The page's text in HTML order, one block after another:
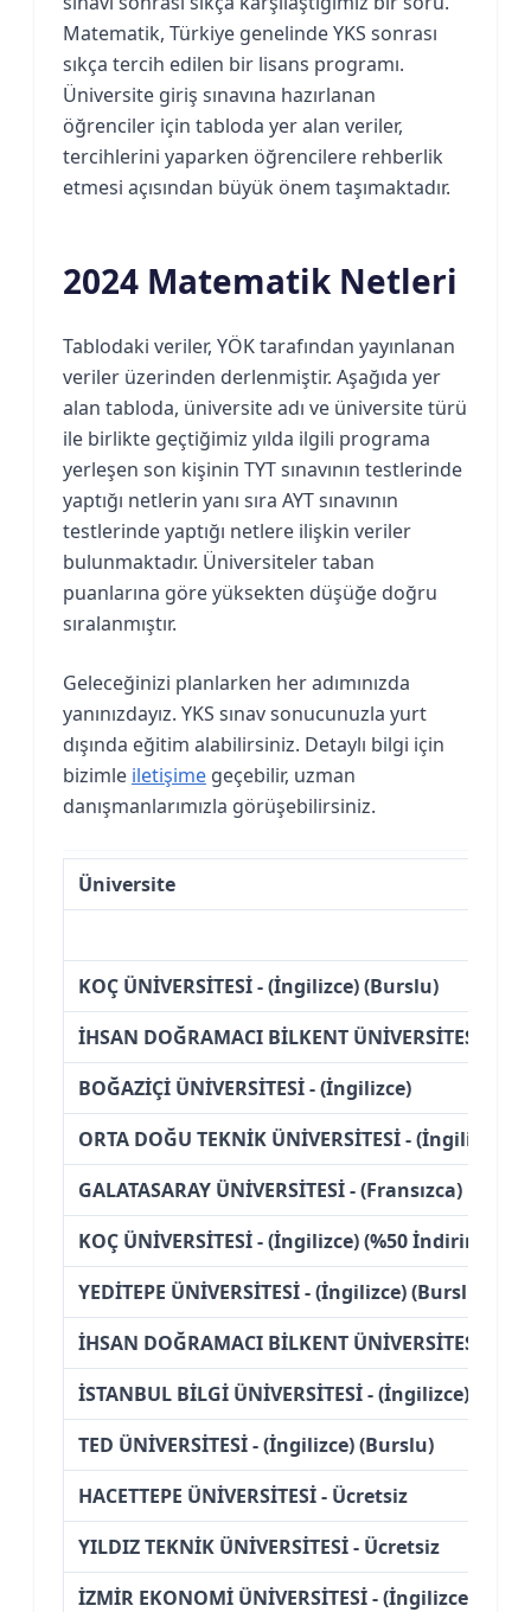
Matematik, Türkiye genelinde YKS sonrası
sıkça tercih edilen bir lisans programı.
Üniversite giriş sınavına hazırlanan
öğrenciler için tabloda yer alan veriler,
tercihlerini yaparken öğrencilere rehberlik
etmesi açısından büyük önem taşımaktadır.
2024 Matematik Netleri
Tablodaki veriler, YÖK tarafından yayınlanan
veriler üzerinden derlenmiştir. Aşağıda yer
alan tabloda, üniversite adı ve üniversite türü
ile birlikte geçtiğimiz yılda ilgili programa
yerleşen son kişinin TYT sınavının testlerinde
yaptığı netlerin yanı sıra AYT sınavının
testlerinde yaptığı netlere ilişkin veriler
bulunmaktadır. Üniversiteler taban
puanlarına göre yüksekten düşüğe doğru
sıralanmıştır.
Geleceğinizi planlarken her adımınızda
yanınızdayız. YKS sınav sonucunuzla yurt
dışında eğitim alabilirsiniz. Detaylı bilgi için
bizimle iletişime geçebilir, uzman
danışmanlarımızla görüşebilirsiniz.
Üniversite
KOÇ ÜNİVERSİTESİ - (İngilizce) (Burslu)
İHSAN DOĞRAMACI BİLKENT ÜNİVERSİTESİ -
BOĞAZİÇİ ÜNİVERSİTESİ - (İngilizce)
ORTA DOĞU TEKNİK ÜNİVERSİTESİ - (İngilizce)
GALATASARAY ÜNİVERSİTESİ - (Fransızca)
KOÇ ÜNİVERSİTESİ - (İngilizce) (%50 İndirimli)
YEDİTEPE ÜNİVERSİTESİ - (İngilizce) (Burslu)
İHSAN DOĞRAMACI BİLKENT ÜNİVERSİTESİ -
İSTANBUL BİLGİ ÜNİVERSİTESİ - (İngilizce)
TED ÜNİVERSİTESİ - (İngilizce) (Burslu)
HACETTEPE ÜNİVERSİTESİ - Ücretsiz
YILDIZ TEKNİK ÜNİVERSİTESİ - Ücretsiz
İZMİR EKONOMİ ÜNİVERSİTESİ - (İngilizce)